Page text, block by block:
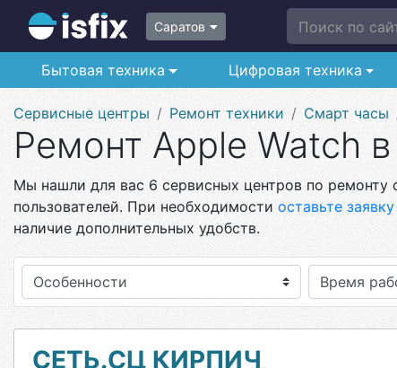
Саратов Поиск по
Бытовая техника Цифровая техника
Сервисные центры Ремонт техники Смарт часы
Ремонт Apple Watch
Мы нашли для вас 6 сервисных центров по ремонту
пользователей. При необходимости оставьте заявку
наличие дополнительных удобств.
Особенности
СЕТЬ.СЦ КИРПИЧ